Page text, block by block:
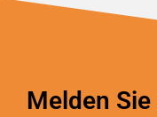
Melden